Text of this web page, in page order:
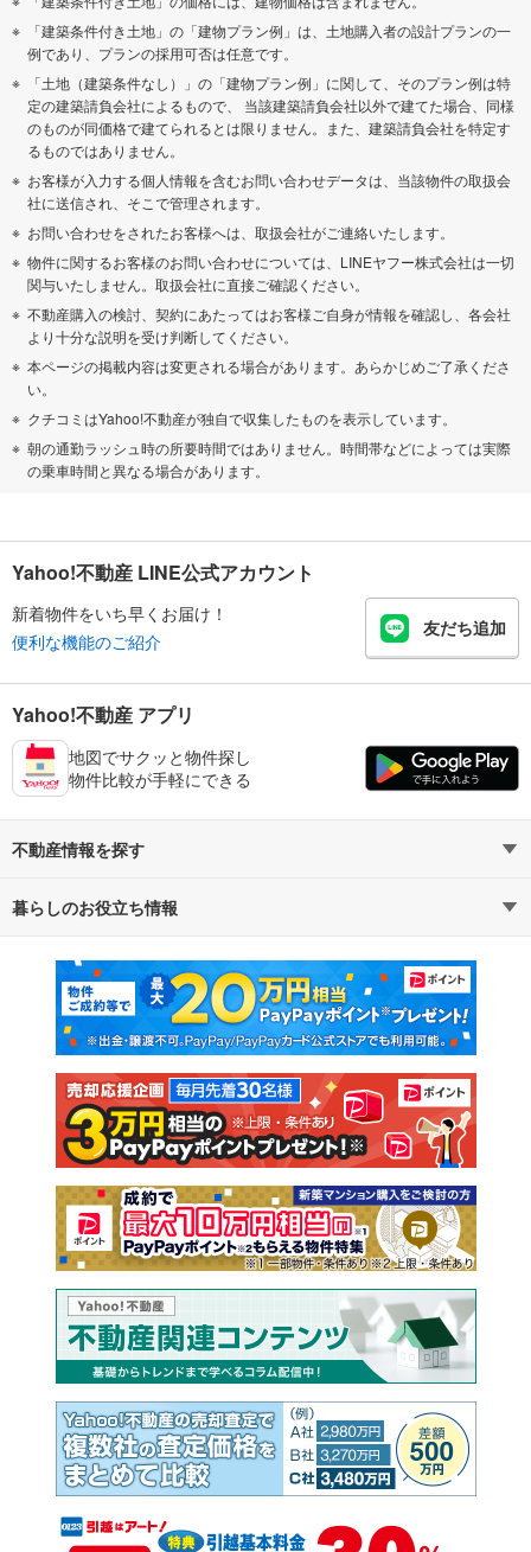
「建築条件付き土地」の「建物プラン例」は、土地購入者の設計プランの一
例であり、プランの採用可否は任意です。
「土地（建築条件なし）」の「建物プラン例」に関して、そのプラン例は特
定の建築請負会社によるもので、 当該建築請負会社以外で建てた場合、同様
のものが同価格で建てられるとは限りません。また、建築請負会社を特定す
るものではありません。
お客様が入力する個人情報を含むお問い合わせデータは、当該物件の取扱会
社に送信され、そこで管理されます。
お問い合わせをされたお客様へは、取扱会社がご連絡いたします。
物件に関するお客様のお問い合わせについては、LINEヤフー株式会社は一切
関与いたしません。取扱会社に直接ご確認ください。
不動産購入の検討、契約にあたってはお客様ご自身が情報を確認し、各会社
より十分な説明を受け判断してください。
本ページの掲載内容は変更される場合があります。あらかじめご了承くださ
い。
クチコミはYahoo!不動産が独自で収集したものを表示しています。
朝の通勤ラッシュ時の所要時間ではありません。時間帯などによっては実際
の乗車時間と異なる場合があります。
Yahoo!不動産 LINE公式アカウント
新着物件をいち早くお届け！
便利な機能のご紹介
友だち追加
Yahoo!不動産 アプリ
地図でサクッと物件探し
物件比較が手軽にできる
不動産情報を探す
不動産・住宅
新築マンション 中古マンション
新築一戸建て 中古一戸建て
注文住宅 土地
売却査定
暮らしのお役立ち情報
マンションカタログ 教えて！住まいの先生